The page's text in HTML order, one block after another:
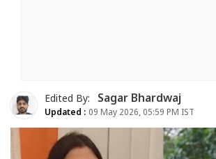
Edited By: Sagar Bhardwaj
Updated : 09 May 2026, 05:59 PM IST